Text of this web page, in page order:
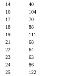
14
40
16
104
17
70
18
88
19
111
21
68
22
64
23
63
24
86
25
122